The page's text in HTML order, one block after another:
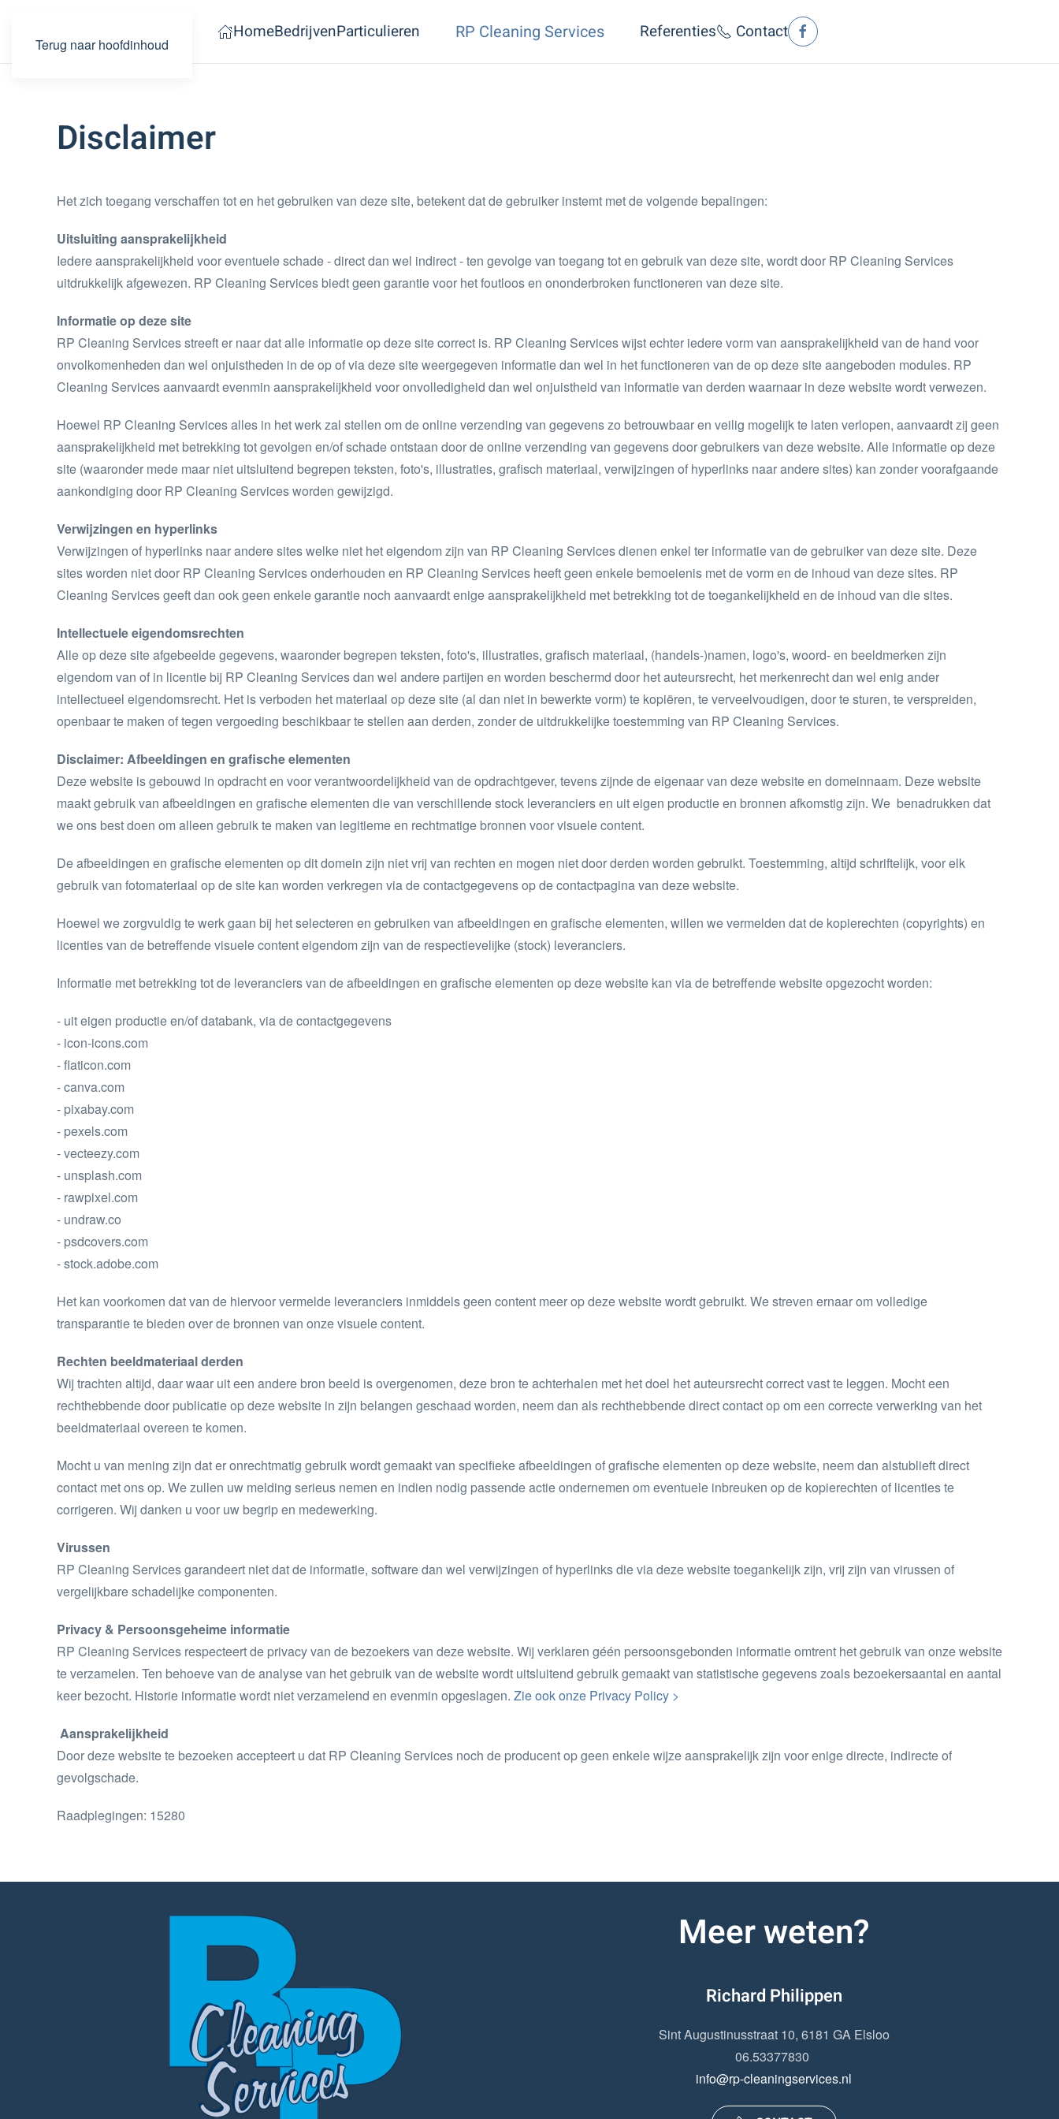
Terug naar hoofdinhoud
HomeBedrijvenParticulieren RP Cleaning Services Referenties Contact
Disclaimer
Het zich toegang verschaffen tot en het gebruiken van deze site, betekent dat de gebruiker instemt met de volgende bepalingen:
Uitsluiting aansprakelijkheid
Iedere aansprakelijkheid voor eventuele schade - direct dan wel indirect - ten gevolge van toegang tot en gebruik van deze site, wordt door RP Cleaning Services
uitdrukkelijk afgewezen. RP Cleaning Services biedt geen garantie voor het foutloos en ononderbroken functioneren van deze site.
Informatie op deze site
RP Cleaning Services streeft er naar dat alle informatie op deze site correct is. RP Cleaning Services wijst echter iedere vorm van aansprakelijkheid van de hand voor
onvolkomenheden dan wel onjuistheden in de op of via deze site weergegeven informatie dan wel in het functioneren van de op deze site aangeboden modules. RP
Cleaning Services aanvaardt evenmin aansprakelijkheid voor onvolledigheid dan wel onjuistheid van informatie van derden waarnaar in deze website wordt verwezen.
Hoewel RP Cleaning Services alles in het werk zal stellen om de online verzending van gegevens zo betrouwbaar en veilig mogelijk te laten verlopen, aanvaardt zij geen
aansprakelijkheid met betrekking tot gevolgen en/of schade ontstaan door de online verzending van gegevens door gebruikers van deze website. Alle informatie op deze
site (waaronder mede maar niet uitsluitend begrepen teksten, foto's, illustraties, grafisch materiaal, verwijzingen of hyperlinks naar andere sites) kan zonder voorafgaande
aankondiging door RP Cleaning Services worden gewijzigd.
Verwijzingen en hyperlinks
Verwijzingen of hyperlinks naar andere sites welke niet het eigendom zijn van RP Cleaning Services dienen enkel ter informatie van de gebruiker van deze site. Deze
sites worden niet door RP Cleaning Services onderhouden en RP Cleaning Services heeft geen enkele bemoeienis met de vorm en de inhoud van deze sites. RP
Cleaning Services geeft dan ook geen enkele garantie noch aanvaardt enige aansprakelijkheid met betrekking tot de toegankelijkheid en de inhoud van die sites.
Intellectuele eigendomsrechten
Alle op deze site afgebeelde gegevens, waaronder begrepen teksten, foto's, illustraties, grafisch materiaal, (handels-)namen, logo's, woord- en beeldmerken zijn
eigendom van of in licentie bij RP Cleaning Services dan wel andere partijen en worden beschermd door het auteursrecht, het merkenrecht dan wel enig ander
intellectueel eigendomsrecht. Het is verboden het materiaal op deze site (al dan niet in bewerkte vorm) te kopiëren, te verveelvoudigen, door te sturen, te verspreiden,
openbaar te maken of tegen vergoeding beschikbaar te stellen aan derden, zonder de uitdrukkelijke toestemming van RP Cleaning Services.
Disclaimer: Afbeeldingen en grafische elementen
Deze website is gebouwd in opdracht en voor verantwoordelijkheid van de opdrachtgever, tevens zijnde de eigenaar van deze website en domeinnaam. Deze website
maakt gebruik van afbeeldingen en grafische elementen die van verschillende stock leveranciers en uit eigen productie en bronnen afkomstig zijn. We benadrukken dat
we ons best doen om alleen gebruik te maken van legitieme en rechtmatige bronnen voor visuele content.
De afbeeldingen en grafische elementen op dit domein zijn niet vrij van rechten en mogen niet door derden worden gebruikt. Toestemming, altijd schriftelijk, voor elk
gebruik van fotomateriaal op de site kan worden verkregen via de contactgegevens op de contactpagina van deze website.
Hoewel we zorgvuldig te werk gaan bij het selecteren en gebruiken van afbeeldingen en grafische elementen, willen we vermelden dat de kopierechten (copyrights) en
licenties van de betreffende visuele content eigendom zijn van de respectievelijke (stock) leveranciers.
Informatie met betrekking tot de leveranciers van de afbeeldingen en grafische elementen op deze website kan via de betreffende website opgezocht worden:
- uit eigen productie en/of databank, via de contactgegevens
- icon-icons.com
- flaticon.com
- canva.com
- pixabay.com
- pexels.com
- vecteezy.com
- unsplash.com
- rawpixel.com
- undraw.co
- psdcovers.com
- stock.adobe.com
Het kan voorkomen dat van de hiervoor vermelde leveranciers inmiddels geen content meer op deze website wordt gebruikt. We streven ernaar om volledige
transparantie te bieden over de bronnen van onze visuele content.
Rechten beeldmateriaal derden
Wij trachten altijd, daar waar uit een andere bron beeld is overgenomen, deze bron te achterhalen met het doel het auteursrecht correct vast te leggen. Mocht een
rechthebbende door publicatie op deze website in zijn belangen geschaad worden, neem dan als rechthebbende direct contact op om een correcte verwerking van het
beeldmateriaal overeen te komen.
Mocht u van mening zijn dat er onrechtmatig gebruik wordt gemaakt van specifieke afbeeldingen of grafische elementen op deze website, neem dan alstublieft direct
contact met ons op. We zullen uw melding serieus nemen en indien nodig passende actie ondernemen om eventuele inbreuken op de kopierechten of licenties te
corrigeren. Wij danken u voor uw begrip en medewerking.
Virussen
RP Cleaning Services garandeert niet dat de informatie, software dan wel verwijzingen of hyperlinks die via deze website toegankelijk zijn, vrij zijn van virussen of
vergelijkbare schadelijke componenten.
Privacy & Persoonsgeheime informatie
RP Cleaning Services respecteert de privacy van de bezoekers van deze website. Wij verklaren géén persoonsgebonden informatie omtrent het gebruik van onze website
te verzamelen. Ten behoeve van de analyse van het gebruik van de website wordt uitsluitend gebruik gemaakt van statistische gegevens zoals bezoekersaantal en aantal
keer bezocht. Historie informatie wordt niet verzamelend en evenmin opgeslagen. Zie ook onze Privacy Policy >
Aansprakelijkheid
Door deze website te bezoeken accepteert u dat RP Cleaning Services noch de producent op geen enkele wijze aansprakelijk zijn voor enige directe, indirecte of
gevolgschade.
Raadplegingen: 15280
Meer weten?
Richard Philippen
Sint Augustinusstraat 10, 6181 GA Elsloo
06.53377830
info@rp-cleaningservices.nl